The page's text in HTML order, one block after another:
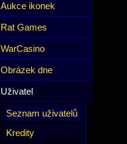
Aukce ikonek
Rat Games
WarCasino
Obrázek dne
Uživatel
Seznam uživatelů
Kredity